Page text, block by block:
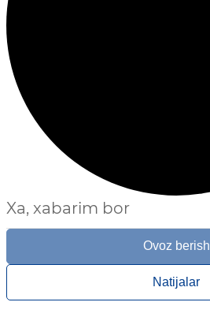
Xa, xabarim bor
Ovoz berish
Natijalar